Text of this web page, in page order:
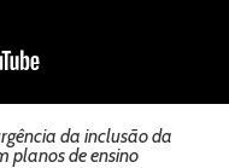
da inclusão da
planos de ensino